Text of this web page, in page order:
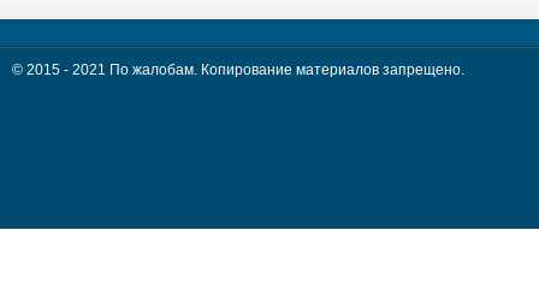
© 2015 - 2021 По жалобам. Копирование материалов запрещено.